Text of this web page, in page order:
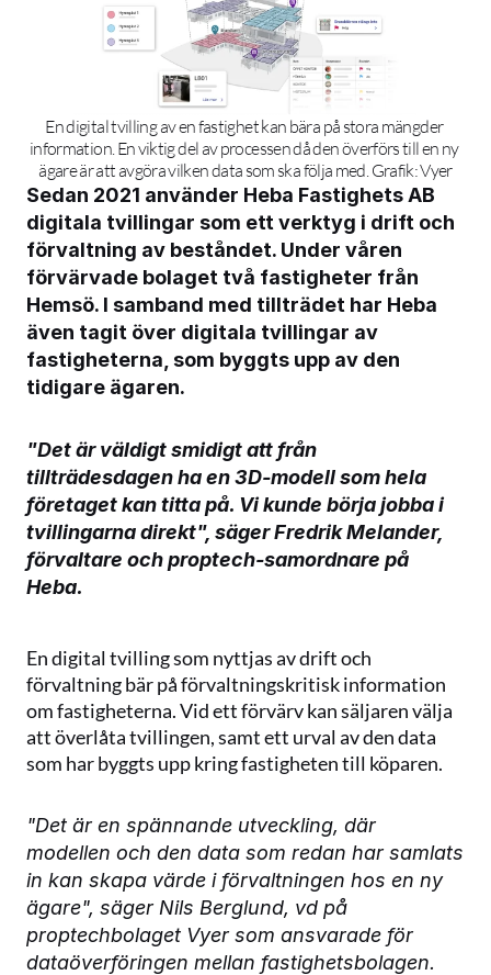
En digital tvilling av en fastighet kan bära på stora mängder
information. En viktig del av processen då den överförs till en ny
ägare är att avgöra vilken data som ska följa med. Grafik: Vyer
Sedan 2021 använder Heba Fastighets AB
digitala tvillingar som ett verktyg i drift och
förvaltning av beståndet. Under våren
förvärvade bolaget två fastigheter från
Hemsö. I samband med tillträdet har Heba
även tagit över digitala tvillingar av
fastigheterna, som byggts upp av den
tidigare ägaren.
"Det är väldigt smidigt att från
tillträdesdagen ha en 3D-modell som hela
företaget kan titta på. Vi kunde börja jobba i
tvillingarna direkt", säger Fredrik Melander,
förvaltare och proptech-samordnare på
Heba.
En digital tvilling som nyttjas av drift och
förvaltning bär på förvaltningskritisk information
om fastigheterna. Vid ett förvärv kan säljaren välja
att överlåta tvillingen, samt ett urval av den data
som har byggts upp kring fastigheten till köparen.
"Det är en spännande utveckling, där
modellen och den data som redan har samlats
in kan skapa värde i förvaltningen hos en ny
ägare", säger Nils Berglund, vd på
proptechbolaget Vyer som ansvarade för
dataöverföringen mellan fastighetsbolagen.